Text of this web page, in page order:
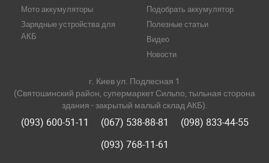
Мото аккумуляторы
Зарядные устройства для
АКБ
Подобрать аккумулятор
Полезные статьи
Видео
Новости
г. Киев ул. Подлесная 1
(Святошинский район, супермаркет Сильпо, тыльная сторона
здания - закрытый малый склад АКБ).
(093) 600-51-11 (067) 538-88-81
(098) 833-44-55
(093) 768-11-61